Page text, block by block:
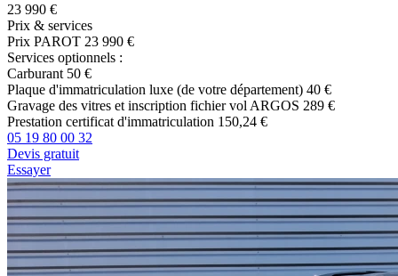
23 990 €
Prix & services
Prix PAROT 23 990 €
Services optionnels :
Carburant 50 €
Plaque d'immatriculation luxe (de votre département) 40 €
Gravage des vitres et inscription fichier vol ARGOS 289 €
Prestation certificat d'immatriculation 150,24 €
05 19 80 00 32
Devis gratuit
Essayer